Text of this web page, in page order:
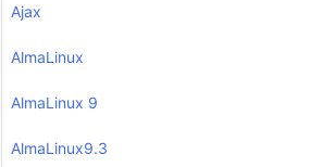
Ajax
AlmaLinux
AlmaLinux 9
AlmaLinux9.3